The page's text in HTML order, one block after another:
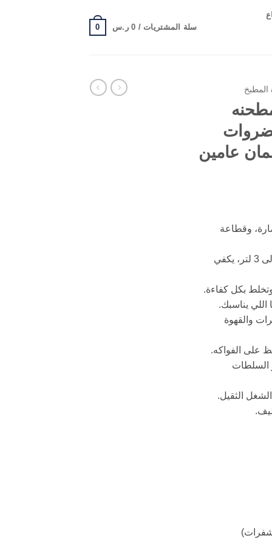
سلة المشتريات / 0 ر.س 0
المطبخ
ومطحنه
عامين
عصارة، وقطاعة
خلاط قوي وسعة كبيرة من 2.5 إلى 3 لتر، يكفي
والقهوة
على الفواكه.
السلطات
الثقيل.